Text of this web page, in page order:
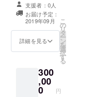
支援者：0人
お届け予定：
2019年09月
詳細を見る
こ
の
リ
タ
ー
ン
を
選
択
す
る
300
,00
0 円